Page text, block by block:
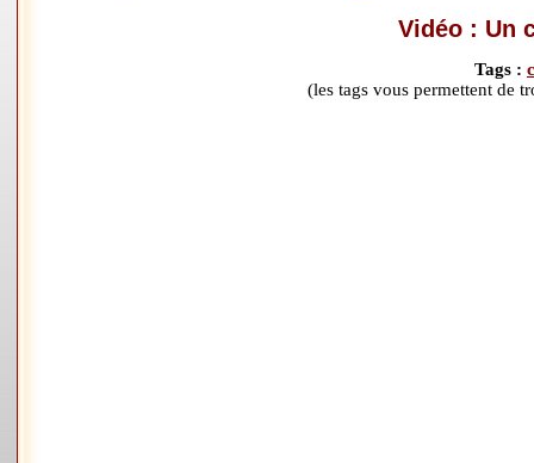
Vidéo : Un
Tags :
(les tags vous permettent de